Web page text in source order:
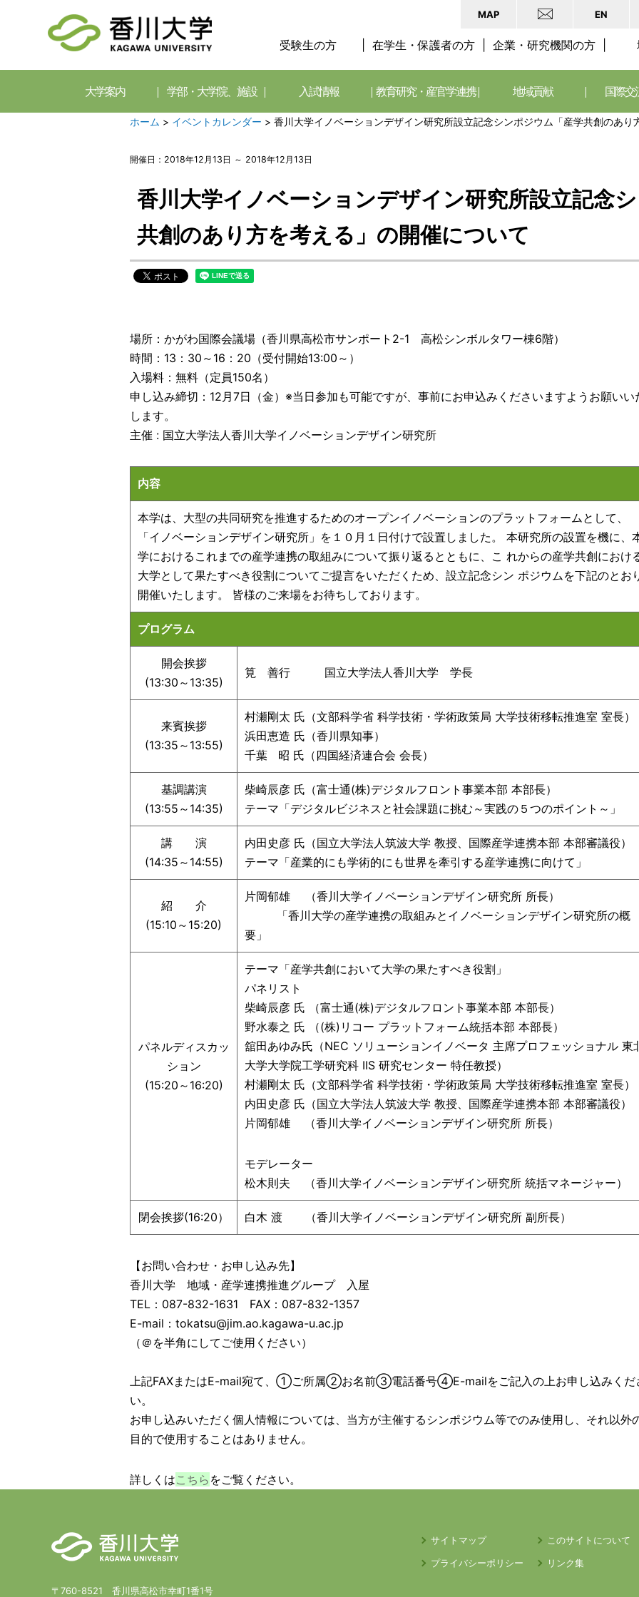
MAP EN
受験生の方 在学生・保護者の方 企業・研究機関の方
大学案内 学部・大学院、施設 入試情報 教育研究・産官学連携 地域貢献 国際交
ホーム > イベントカレンダー > 香川大学イノベーションデザイン研究所設立記念シンポジウム「産学共創のあり
開催日：2018年12月13日 ～ 2018年12月13日
香川大学イノベーションデザイン研究所設立記念
共創のあり方を考える」の開催について
場所：かがわ国際会議場（香川県高松市サンポート2-1 高松シンボルタワー棟6階）
時間：13：30～16：20（受付開始13:00～）
入場料：無料（定員150名）
申し込み締切： 12月7日（金）※当日参加も可能ですが、事前にお申込みくださいますようお願いい
します。
主催 : 国立大学法人香川大学イノベーションデザイン研究所
内容
本学は、大型の共同研究を推進するためのオープンイノベーションのプラットフォームとして、
「イノベーションデザイン研究所」を１０月１日付けで設置しました。 本研究所の設置を機に、
学におけるこれまでの産学連携の取組みについて振り返るとともに、こ れからの産学共創におけ
大学として果たすべき役割についてご提言をいただくため、設立記念シン ポジウムを下記のとお
開催いたします。 皆様のご来場をお待ちしております。
プログラム
開会挨拶
(13:30～13:35)
筧 善行 国立大学法人香川大学 学長
来賓挨拶
(13:35～13:55)
村瀬剛太 氏（文部科学省 科学技術・学術政策局 大学技術移転推進室 室長）
浜田恵造 氏（香川県知事）
千葉 昭 氏（四国経済連合会 会長）
基調講演
(13:55～14:35)
柴崎辰彦 氏（富士通(株)デジタルフロント事業本部 本部長）
テーマ「デジタルビジネスと社会課題に挑む～実践の５つのポイント～」
講 演
(14:35～14:55)
内田史彦 氏（国立大学法人筑波大学 教授、国際産学連携本部 本部審議役）
テーマ「産業的にも学術的にも世界を牽引する産学連携に向けて」
紹 介
(15:10～15:20)
片岡郁雄 （香川大学イノベーションデザイン研究所 所長）
「香川大学の産学連携の取組みとイノベーションデザイン研究所の概
要」
パネルディスカッ
ション
(15:20～16:20)
テーマ「産学共創において大学の果たすべき役割」
パネリスト
柴崎辰彦 氏 （富士通(株)デジタルフロント事業本部 本部長）
野水泰之 氏 （(株)リコー プラットフォーム統括本部 本部長）
舘田あゆみ氏（NEC ソリューションイノベータ 主席プロフェッショナル 東
大学大学院工学研究科 IIS 研究センター 特任教授）
村瀬剛太 氏（文部科学省 科学技術・学術政策局 大学技術移転推進室 室長）
内田史彦 氏（国立大学法人筑波大学 教授、国際産学連携本部 本部審議役）
片岡郁雄 （香川大学イノベーションデザイン研究所 所長）
モデレーター
松木則夫 （香川大学イノベーションデザイン研究所 統括マネージャー）
閉会挨拶(16:20） 白木 渡 （香川大学イノベーションデザイン研究所 副所長）
【お問い合わせ・お申し込み先】
香川大学 地域・産学連携推進グループ 入屋
TEL：087-832-1631 FAX：087-832-1357
E-mail：tokatsu@jim.ao.kagawa-u.ac.jp
（＠を半角にしてご使用ください）
上記FAXまたはE-mail宛て、①ご所属②お名前③電話番号④E-mailをご記入の上お申し込みくだ
い。
お申し込みいただく個人情報については、当方が主催するシンポジウム等でのみ使用し、それ以外
目的で使用することはありません。
詳しくはこちら をご覧ください。
〒760-8521 香川県高松市幸町1番1号
サイトマップ
このサイトについて
プライバシーポリシー
リンク集